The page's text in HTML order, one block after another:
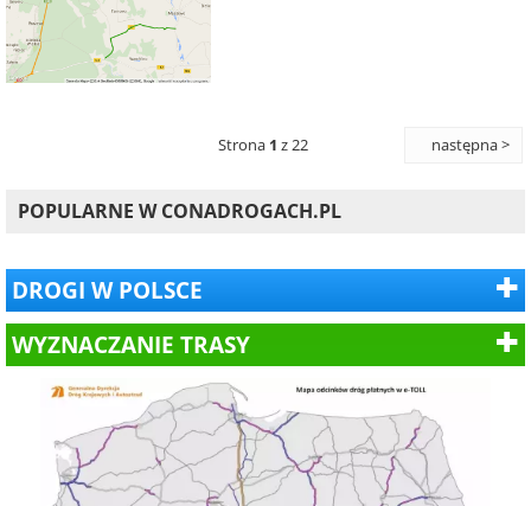
Strona 1 z 22 następna >
POPULARNE W CONADROGACH.PL
DROGI W POLSCE
WYZNACZANIE TRASY